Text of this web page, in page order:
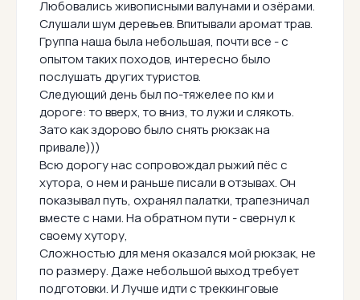
Любовались живописными валунами и озёрами.
Слушали шум деревьев. Впитывали аромат трав.
Группа наша была небольшая, почти все - с
опытом таких походов, интересно было
послушать других туристов.
Следующий день был по-тяжелее по км и
дороге: то вверх, то вниз, то лужи и слякоть.
Зато как здорово было снять рюкзак на
привале)))
Всю дорогу нас сопровождал рыжий пёс с
хутора, о нем и раньше писали в отзывах. Он
показывал путь, охранял палатки, трапезничал
вместе с нами. На обратном пути - свернул к
своему хутору,
Сложностью для меня оказался мой рюкзак, не
по размеру. Даже небольшой выход требует
подготовки. И Лучше идти с треккинговые